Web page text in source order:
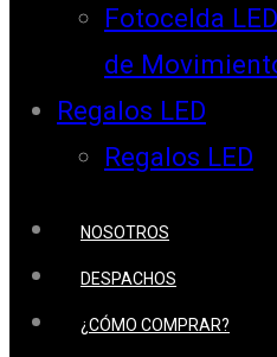
Fotocelda
de
Regalos LED
Regalos LED
NOSOTROS
DESPACHOS
¿CÓMO COMPRAR?